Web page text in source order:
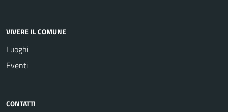
VIVERE IL COMUNE
Luoghi
Eventi
CONTATTI